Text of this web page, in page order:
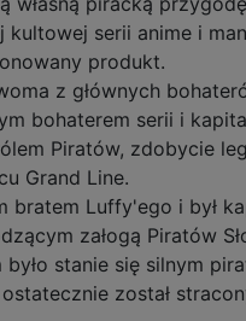
kultowej serii anime i
produkt.
z głównych
bohaterem serii i
Piratów, zdobycie
Grand Line.
bratem Luffy'ego i był
załogą Piratów
było stanie się silnym
został